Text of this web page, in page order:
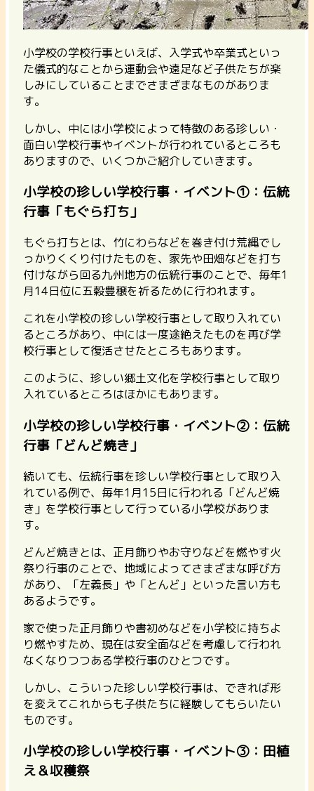
小学校の学校行事といえば、入学式や卒業式といっ
た儀式的なことから運動会や遠足など子供たちが楽
しみにしていることまでさまざまなものがありま
す。
しかし、中には小学校によって特徴のある珍しい・
面白い学校行事やイベントが行われているところも
ありますので、いくつかご紹介していきます。
小学校の珍しい学校行事・イベント①：伝統
行事「もぐら打ち」
もぐら打ちとは、竹にわらなどを巻き付け荒縄でし
っかりくくり付けたものを、家先や田畑などを打ち
付けながら回る九州地方の伝統行事のことで、毎年1
月14日位に五穀豊穣を祈るために行われます。
これを小学校の珍しい学校行事として取り入れてい
るところがあり、中には一度途絶えたものを再び学
校行事として復活させたところもあります。
このように、珍しい郷土文化を学校行事として取り
入れているところはほかにもあります。
小学校の珍しい学校行事・イベント②：伝統
行事「どんど焼き」
続いても、伝統行事を珍しい学校行事として取り入
れている例で、 毎年1月15日に行われる「どんど焼
き」を学校行事として行っている小学校がありま
す。
どんど焼きとは、正月飾りやお守りなどを燃やす火
祭り行事のことで、地域によってさまざまな呼び方
があり、「左義長」や「とんど」といった言い方も
あるようです。
家で使った正月飾りや書初めなどを小学校に持ちよ
り燃やすため、現在は安全面などを考慮して行われ
なくなりつつある学校行事のひとつです。
しかし、こういった珍しい学校行事は、できれば形
を変えてこれからも子供たちに経験してもらいたい
ものです。
小学校の珍しい学校行事・イベント③：田植
え＆収穫祭